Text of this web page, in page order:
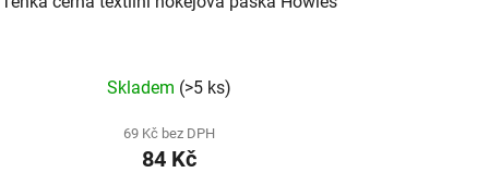
Skladem (>5 ks)
69 Kč bez DPH
84 Kč